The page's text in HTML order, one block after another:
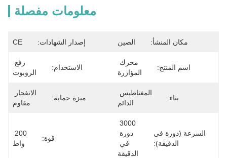
معلومات مفصلة
مكان المنشأ: الصين إصدار الشهادات: CE
اسم المنتج:
المؤازرة
الاستخدام:
الروبوت
بناء:
الدائم
ميزة حماية:
مقاوم
السرعة (دورة في
الدقيقة):
الدقيقة
قوة:
واط